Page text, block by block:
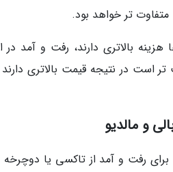
متفاوت تر خواهد بود.
هزینه بالاتری دارند، رفت و آمد
است در نتیجه قیمت بالاتری دارند
و مالدیو
برای رفت و آمد از تاکسی یا